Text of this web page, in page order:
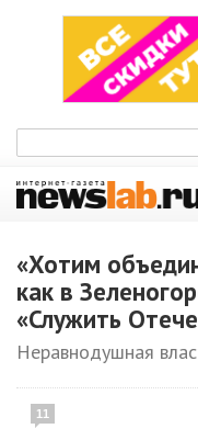
«Хотим
как в
«Служить
Неравнодушная
11